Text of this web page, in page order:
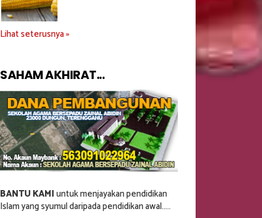
Lihat seterusnya »
SAHAM AKHIRAT...
BANTU KAMIuntuk menjayakan pendidikan
Islam yang syumul daripada pendidikan awal.....